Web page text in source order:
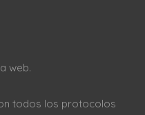
web.
todos los protocolos